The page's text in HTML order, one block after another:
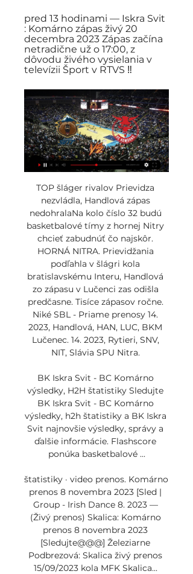
pred 13 hodinami — Iskra Svit
: Komárno zápas živý 20
decembra 2023 Zápas začína
netradične už o 17:00, z
dôvodu živého vysielania v
televízii Šport v RTVS ‼️
TOP šláger rivalov Prievidza
nezvládla, Handlová zápas
nedohralaNa kolo číslo 32 budú
basketbalové tímy z hornej Nitry
chcieť zabudnúť čo najskôr.
HORNÁ NITRA. Prievidžania
podľahla v šlágri kola
bratislavskému Interu, Handlová
zo zápasu v Lučenci zas odišla
predčasne. Tisíce zápasov ročne.
Niké SBL - Priame prenosy 14.
2023, Handlová, HAN, LUC, BKM
Lučenec. 14. 2023, Rytieri, SNV,
NIT, Slávia SPU Nitra.
BK Iskra Svit - BC Komárno
výsledky, H2H štatistiky Sledujte
BK Iskra Svit - BC Komárno
výsledky, h2h štatistiky a BK Iskra
Svit najnovšie výsledky, správy a
ďalšie informácie. Flashscore
ponúka basketbalové ...
štatistiky · video prenos. Komárno
prenos 8 novembra 2023 [Sled |
Group - Irish Dance 8. 2023 —
(Živý prenos) Skalica: Komárno
prenos 8 novembra 2023
[Sledujte@@@] Železiarne
Podbrezová: Skalica živý prenos
15/09/2023 kola MFK Skalica...